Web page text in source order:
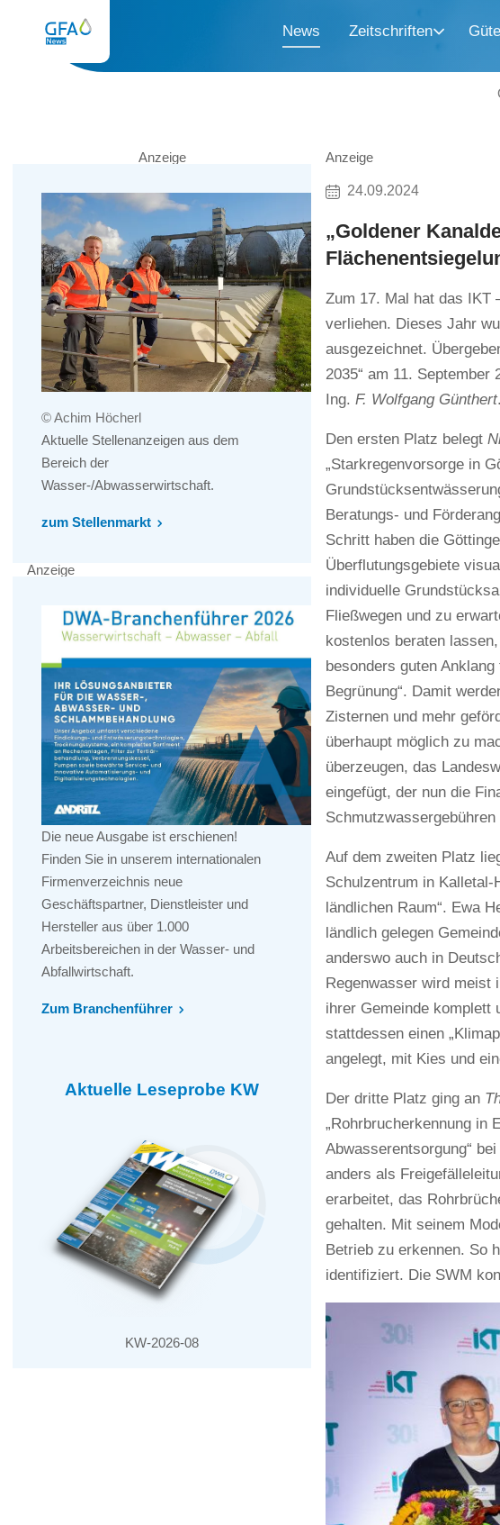
News Zeitschriften
Anzeige
24.09.2024
„Goldener
Zum 17. Mal hat das IKT
verliehen. Dieses Jahr
ausgezeichnet.
2035“ am 11.
Ing. F. Wolfgang Günthert.
Den ersten Platz belegt
„Starkregenvorsorge in
Beratungs- und
Schritt haben die
Überflutungsgebiete
individuelle
Fließwegen und zu
kostenlos beraten
besonders guten
Begrünung“. Damit
Zisternen und mehr
überhaupt möglich zu
überzeugen, das
eingefügt, der nun die
Schmutzwassergebühren
Auf dem zweiten Platz
Schulzentrum in Kalletal-
ländlichen Raum“. Ewa
ländlich gelegen
anderswo auch in
Regenwasser wird meist
ihrer Gemeinde komplett
stattdessen einen
angelegt, mit Kies und
Der dritte Platz ging an
„Rohrbrucherkennung in
Abwasserentsorgung“
anders als
erarbeitet, das
gehalten. Mit seinem
Betrieb zu erkennen. So
identifiziert. Die SWM
Anzeige
© Achim Höcherl
Aktuelle Stellenanzeigen aus dem
Bereich der
Wasser-/Abwasserwirtschaft.
zum Stellenmarkt
Anzeige
Die neue Ausgabe ist erschienen!
Finden Sie in unserem internationalen
Firmenverzeichnis neue
Geschäftspartner, Dienstleister und
Hersteller aus über 1.000
Arbeitsbereichen in der Wasser- und
Abfallwirtschaft.
Zum Branchenführer
Aktuelle Leseprobe KW
KW-2026-08